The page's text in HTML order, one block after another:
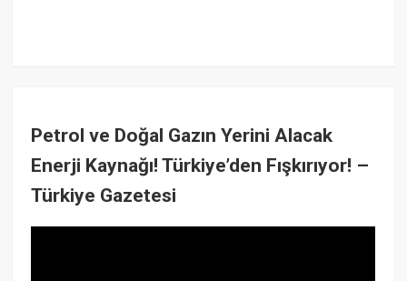
Petrol ve Doğal Gazın Yerini Alacak
Enerji Kaynağı! Türkiye’den Fışkırıyor! –
Türkiye Gazetesi